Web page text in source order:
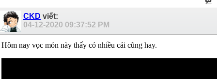
CKD viết:
04-12-2020 09:37:52 PM
Hôm nay vọc món này thấy có nhiều cái cũng hay.